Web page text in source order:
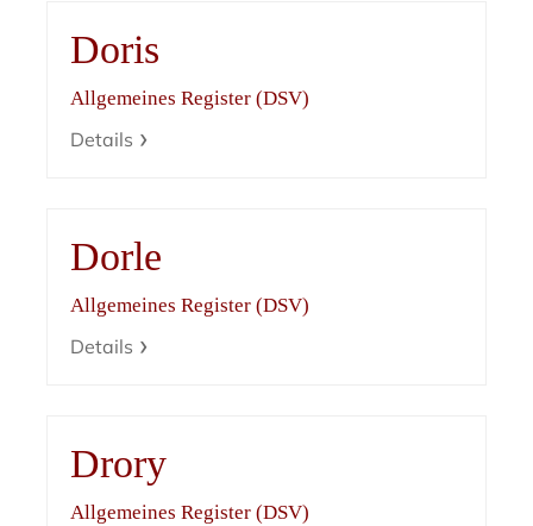
Doris
Allgemeines Register (DSV)
Details
Dorle
Allgemeines Register (DSV)
Details
Drory
Allgemeines Register (DSV)